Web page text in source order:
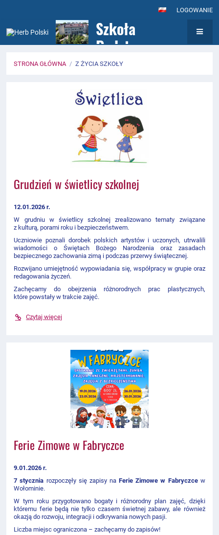
LOGOWANIE
Szkoła
Podstawowa nr
7
Integracyjnymi
im. Królowej
Jadwigi w
Wołominie
STRONA GŁÓWNA / Z ŻYCIA SZKOŁY
Grudzień w świetlicy szkolnej
12.01.2026 r.
W grudniu w świetlicy szkolnej zrealizowano tematy związane
z kulturą, porami roku i bezpieczeństwem.
Uczniowie poznali dorobek polskich artystów i uczonych, utrwalili
wiadomości o Świętach Bożego Narodzenia oraz zasadach
bezpiecznego zachowania zimą i podczas przerwy świątecznej.
Rozwijano umiejętność wypowiadania się, współpracy w grupie oraz
redagowania życzeń.
Zachęcamy do obejrzenia różnorodnych prac plastycznych,
które powstały w trakcie zajęć.
Czytaj więcej
Ferie Zimowe w Fabryczce
9.01.2026 r.
7 stycznia rozpoczęły się zapisy naFerie Zimowe w Fabryczce w
Wołominie.
W tym roku przygotowano bogaty i różnorodny plan zajęć, dzięki
któremu ferie będą nie tylko czasem świetnej zabawy, ale również
okazją do rozwoju, integracji i odkrywania nowych pasji.
Liczba miejsc ograniczona – zachęcamy do zapisów!